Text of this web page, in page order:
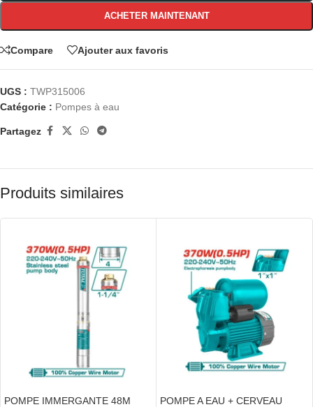
ACHETER MAINTENANT
Compare Ajouter aux favoris
UGS : TWP315006
Catégorie : Pompes à eau
Partagez
Produits similaires
POMPE IMMERGANTE 48M
POMPE A EAU + CERVEAU